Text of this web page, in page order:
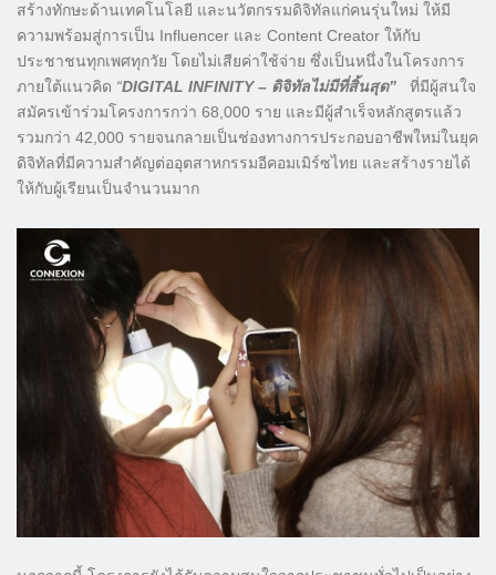
สร้างทักษะด้านเทคโนโลยี และนวัตกรรมดิจิทัลแก่คนรุ่นใหม่ ให้มี
ความพร้อมสู่การเป็น Influencer และ Content Creator ให้กับ
ประชาชนทุกเพศทุกวัย โดยไม่เสียค่าใช้จ่าย ซึ่งเป็นหนึ่งในโครงการ
ภายใต้แนวคิด “DIGITAL INFINITY – ดิจิทัลไม่มีที่สิ้นสุด” ที่มีผู้สนใจ
สมัครเข้าร่วมโครงการกว่า 68,000 ราย และมีผู้สำเร็จหลักสูตรแล้ว
รวมกว่า 42,000 รายจนกลายเป็นช่องทางการประกอบอาชีพใหม่ในยุค
ดิจิทัลที่มีความสำคัญต่ออุตสาหกรรมอีคอมเมิร์ซไทย และสร้างรายได้
ให้กับผู้เรียนเป็นจำนวนมาก